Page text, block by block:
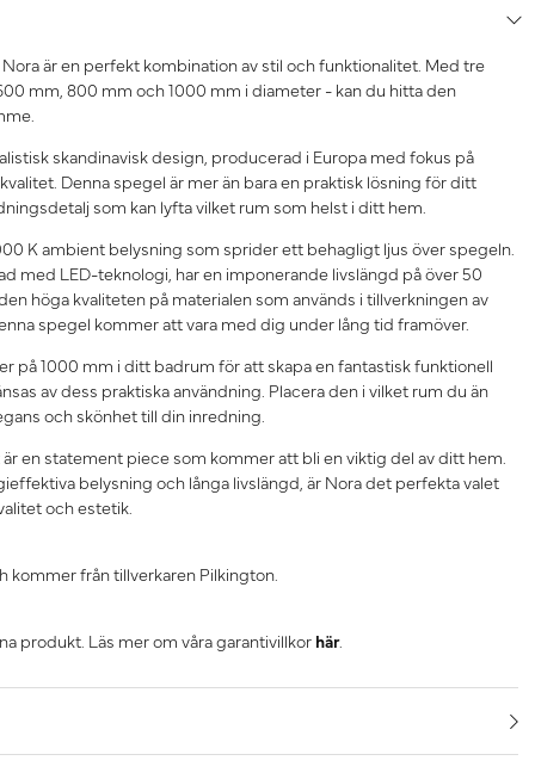
är en perfekt kombination av stil och funktionalitet. Med tre
mm, 800 mm och 1000 mm i diameter - kan du hitta den
skandinavisk design, producerad i Europa med fokus på
Denna spegel är mer än bara en praktisk lösning för ditt
som kan lyfta vilket rum som helst i ditt hem.
K ambient belysning som sprider ett behagligt ljus över spegeln.
med LED-teknologi, har en imponerande livslängd på över 50
höga kvaliteten på materialen som används i tillverkningen av
spegel kommer att vara med dig under lång tid framöver.
på 1000 mm i ditt badrum för att skapa en fantastisk funktionell
av dess praktiska användning. Placera den i vilket rum du än
och skönhet till din inredning.
en statement piece som kommer att bli en viktig del av ditt hem.
belysning och långa livslängd, är Nora det perfekta valet
och estetik.
kommer från tillverkaren Pilkington.
produkt. Läs mer om våra garantivillkorhär.